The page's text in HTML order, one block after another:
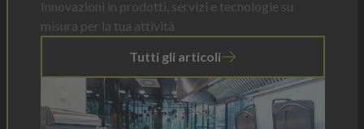
Innovazioni in prodotti, servizi e tecnologie su
misura per la tua attività
Tutti gli articoli